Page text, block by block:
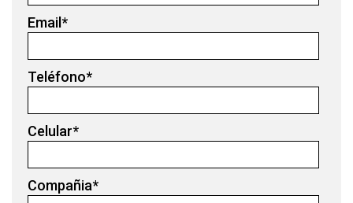
Email*
Teléfono*
Celular*
Compañia*